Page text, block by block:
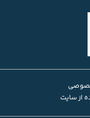
از سایت